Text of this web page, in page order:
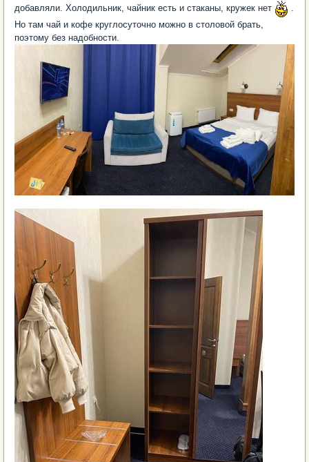
добавляли. Холодильник, чайник есть и стаканы, кружек нет
.
Но там чай и кофе круглосуточно можно в столовой брать,
поэтому без надобности.